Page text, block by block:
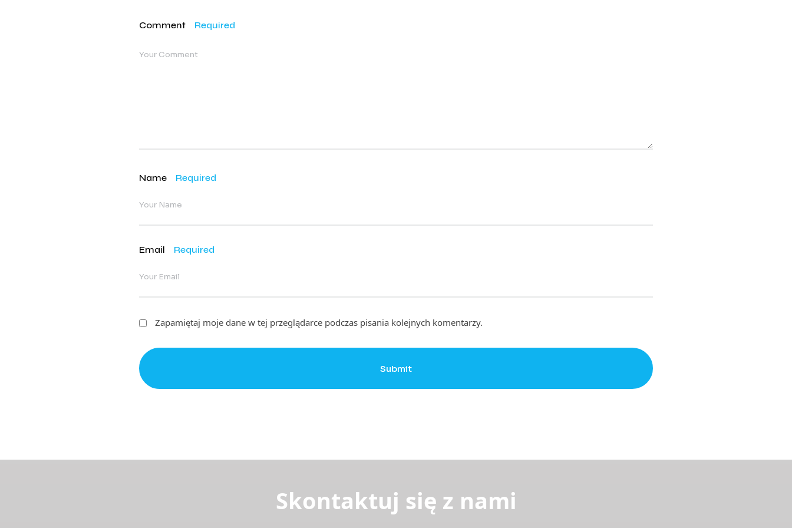
Comment Required
Name Required
Email Required
Zapamiętaj moje dane w tej przeglądarce podczas pisania kolejnych komentarzy.
Submit
Skontaktuj się z nami